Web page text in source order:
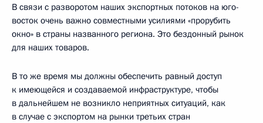
В связи с разворотом наших экспортных потоков на юго-
восток очень важно совместными усилиями «прорубить
окно» в страны названного региона. Это бездонный рынок
для наших товаров.
В то же время мы должны обеспечить равный доступ
к имеющейся и создаваемой инфраструктуре, чтобы
в дальнейшем не возникло неприятных ситуаций, как
в случае с экспортом на рынки третьих стран